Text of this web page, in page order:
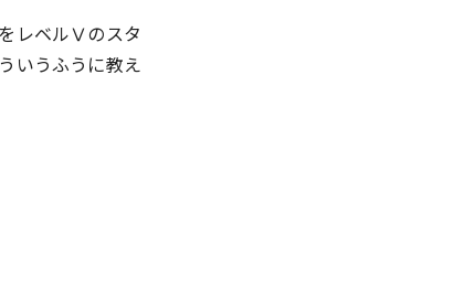
レベルⅤのスタ
いうふうに教え